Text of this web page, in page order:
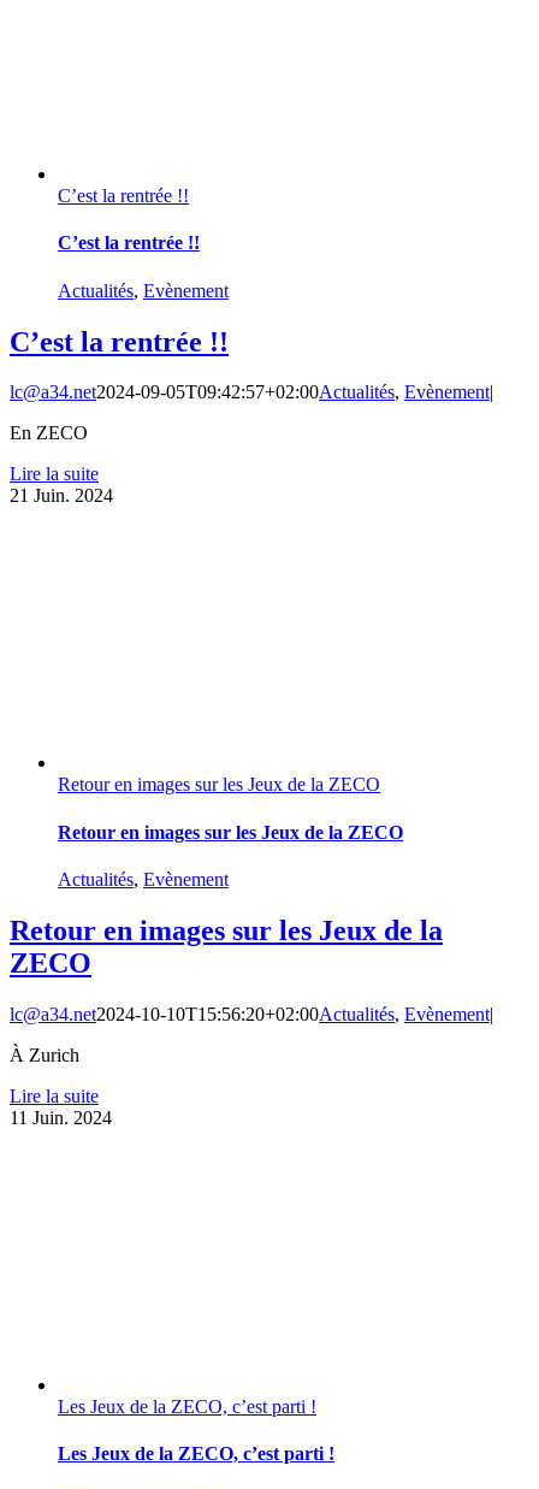
C’est la rentrée !!
C’est la rentrée !!
Actualités, Evènement
C’est la rentrée !!
lc@a34.net2024-09-05T09:42:57+02:00Actualités, Evènement|
En ZECO
Lire la suite
21 Juin. 2024
Retour en images sur les Jeux de la ZECO
Retour en images sur les Jeux de la ZECO
Actualités, Evènement
Retour en images sur les Jeux de la
ZECO
lc@a34.net2024-10-10T15:56:20+02:00Actualités, Evènement|
À Zurich
Lire la suite
11 Juin. 2024
Les Jeux de la ZECO, c’est parti !
Les Jeux de la ZECO, c’est parti !